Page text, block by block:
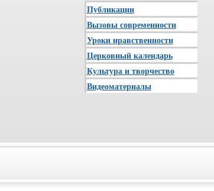
Публикации
Вызовы современности
Уроки нравственности
Церковный календарь
Культура и творчество
Видеоматериалы